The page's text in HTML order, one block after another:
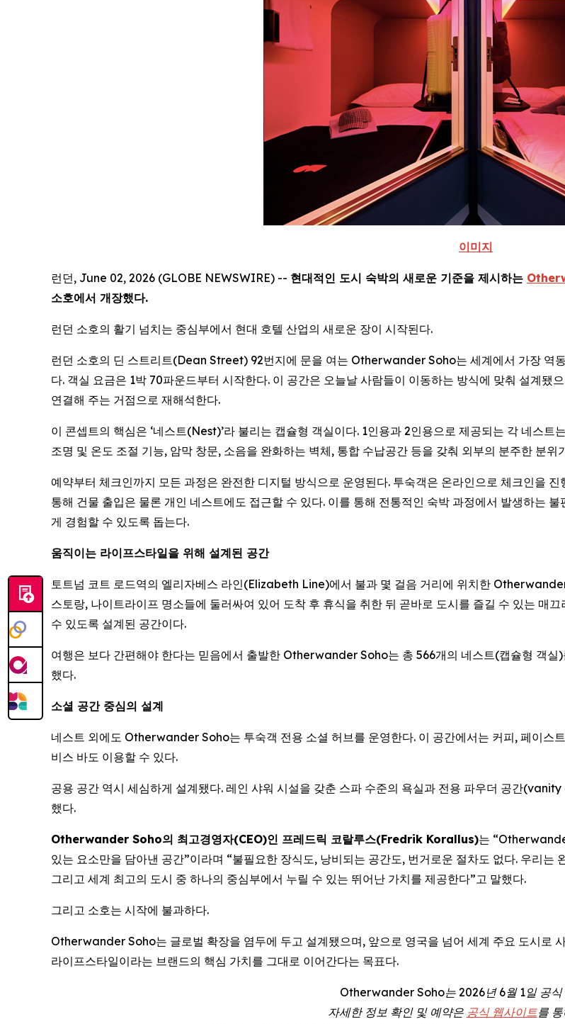
이미지
런던, June 02, 2026 (GLOBE NEWSWIRE) -- 현대적인 도시 숙박의 새로운 기준을 제시하는
소호에서 개장했다.
런던 소호의 활기 넘치는 중심부에서 현대 호텔 산업의 새로운 장이 시작된다.
런던 소호의 딘 스트리트(Dean Street) 92번지에 문을 여는 Otherwander Soho는 세계에서 가장 역
다. 객실 요금은 1박 70파운드부터 시작한다. 이 공간은 오늘날 사람들이 이동하는 방식에 맞춰 설계됐
연결해 주는 거점으로 재해석한다.
이 콘셉트의 핵심은 ‘네스트(Nest)’라 불리는 캡슐형 객실이다. 1인용과 2인용으로 제공되는 각 네스
조명 및 온도 조절 기능, 암막 창문, 소음을 완화하는 벽체, 통합 수납공간 등을 갖춰 외부의 분주한 분
예약부터 체크인까지 모든 과정은 완전한 디지털 방식으로 운영된다. 투숙객은 온라인으로 체크인을
통해 건물 출입은 물론 개인 네스트에도 접근할 수 있다. 이를 통해 전통적인 숙박 과정에서 발생하는
게 경험할 수 있도록 돕는다.
움직이는 라이프스타일을 위해 설계된 공간
토트넘 코트 로드역의 엘리자베스 라인(Elizabeth Line)에서 불과 몇 걸음 거리에 위치한
스토랑, 나이트라이프 명소들에 둘러싸여 있어 도착 후 휴식을 취한 뒤 곧바로 도시를 즐길 수 있는 매
수 있도록 설계된 공간이다.
여행은 보다 간편해야 한다는 믿음에서 출발한 Otherwander Soho는 총 566개의 네스트(캡슐형 객실
했다.
소셜 공간 중심의 설계
네스트 외에도 Otherwander Soho는 투숙객 전용 소셜 허브를 운영한다. 이 공간에서는 커피, 페이스
비스 바도 이용할 수 있다.
공용 공간 역시 세심하게 설계됐다. 레인 샤워 시설을 갖춘 스파 수준의 욕실과 전용 파우더 공간
했다.
Otherwander Soho의 최고경영자(CEO)인 프레드릭 코랄루스(Fredrik Korallus)는
있는 요소만을 담아낸 공간”이라며 “불필요한 장식도, 낭비되는 공간도, 번거로운 절차도 없다. 우리
그리고 세계 최고의 도시 중 하나의 중심부에서 누릴 수 있는 뛰어난 가치를 제공한다”고 말했다.
그리고 소호는 시작에 불과하다.
Otherwander Soho는 글로벌 확장을 염두에 두고 설계됐으며, 앞으로 영국을 넘어 세계 주요 도시로
라이프스타일이라는 브랜드의 핵심 가치를 그대로 이어간다는 목표다.
Otherwander Soho는 2026년 6월 1일 공식
자세한 정보 확인 및 예약은 공식 웹사이트를